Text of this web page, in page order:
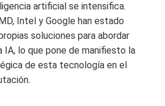
artificial se intensifica.
Intel y Google han estado
soluciones para abordar
IA, lo que pone de manifiesto la
de esta tecnología en el